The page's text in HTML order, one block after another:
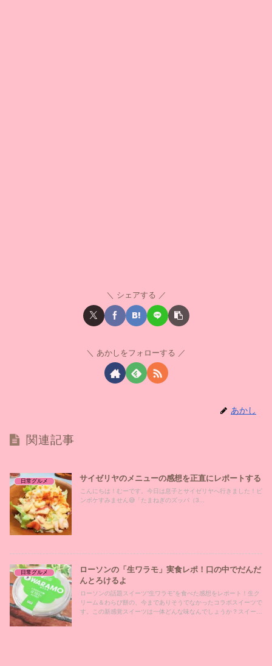
シェアする
あかしをフォローする
あかし
関連記事
日常グルメ サイゼリヤのメニューの感想を正直にレポートする
こんにちは！むーです。今日は息子とサイゼリヤへ行きました！ピ
ンボケすみません😅「たまねぎのズッパ（3...
日常グルメ
ローソンの「生ワラモ」実食レポ！口の中でだんだ
んとろけるよ
ローソンの話題スイーツ“生ワラモ”を食べた感想をレポート！生ク
リーム＆わらび餅の、今までありそうでなかったコラボスイーツで
す。この新感覚スイーツは一体どんな味なんでしょうか？スイーツ